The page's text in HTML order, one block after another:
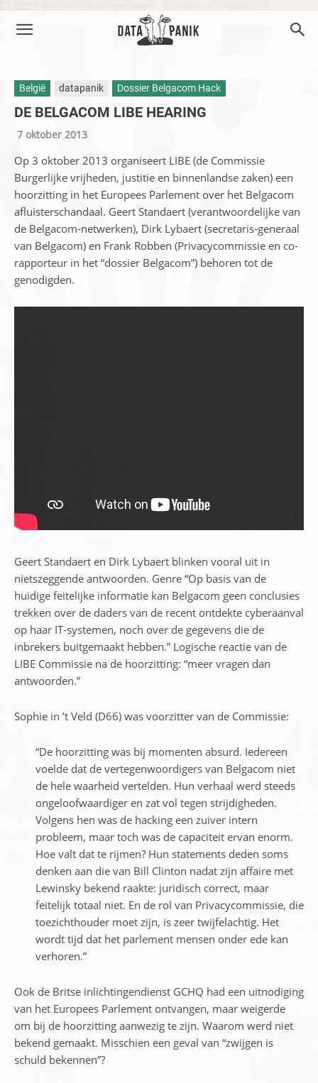
België datapanik Dossier Belgacom Hack
DE BELGACOM LIBE HEARING
7 oktober 2013
Op 3 oktober 2013 organiseert LIBE (de Commissie
Burgerlijke vrijheden, justitie en binnenlandse zaken) een
hoorzitting in het Europees Parlement over het Belgacom
afluisterschandaal. Geert Standaert (verantwoordelijke van
de Belgacom-netwerken), Dirk Lybaert (secretaris-generaal
van Belgacom) en Frank Robben (Privacycommissie en co-
rapporteur in het “dossier Belgacom”) behoren tot de
genodigden.
Geert Standaert en Dirk Lybaert blinken vooral uit in
nietszeggende antwoorden. Genre “Op basis van de
huidige feitelijke informatie kan Belgacom geen conclusies
trekken over de daders van de recent ontdekte cyberaanval
op haar IT-systemen, noch over de gegevens die de
inbrekers buitgemaakt hebben.” Logische reactie van de
LIBE Commissie na de hoorzitting: “meer vragen dan
antwoorden.”
Sophie in ’t Veld (D66) was voorzitter van de Commissie:
“De hoorzitting was bij momen­ten absurd. Iedereen
voelde dat de verte­genwoordigers van Belgacom niet
de hele waarheid vertelden. Hun verhaal werd steeds
onge­loofwaardiger en zat vol tegen­ strijdigheden.
Volgens hen was de hacking een zuiver intern
probleem, maar toch was de ca­paciteit ervan enorm.
Hoe valt dat te rijmen? Hun statements deden soms
denken aan die van Bill Clinton nadat zijn affaire met
Lewinsky bekend raakte: juridisch correct, maar
feitelijk totaal niet. En de rol van Privacycommissie, die
toezichthouder moet zijn, is zeer twijfelachtig. Het
wordt tijd dat het parlement mensen on­der ede kan
verhoren.”
Ook de Britse inlichtingendienst GCHQ had een uitnodiging
van het Europees Parlement ontvangen, maar weigerde
om bij de hoorzitting aanwezig te zijn. Waarom werd niet
bekend gemaakt. Misschien een geval van “zwijgen is
schuld bekennen”?